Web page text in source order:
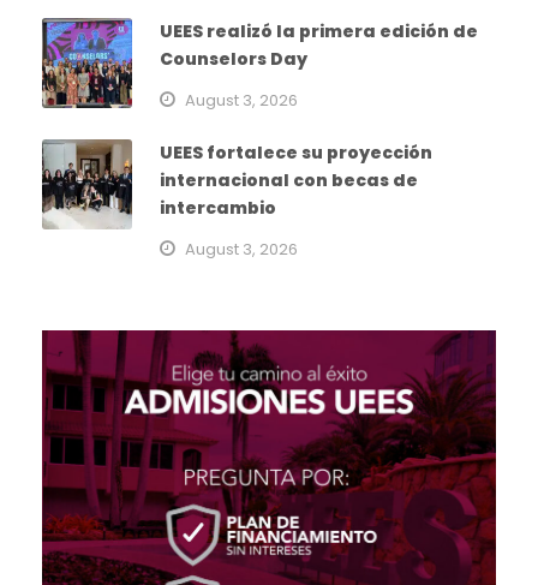
UEES realizó la primera edición de
Counselors Day
August 3, 2026
UEES fortalece su proyección
internacional con becas de
intercambio
August 3, 2026